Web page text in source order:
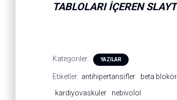
TABLOLARI İÇEREN
Kategoriler: YAZILAR
Etiketler: antihipertansifler beta
kardiyovasküler
nebivolol